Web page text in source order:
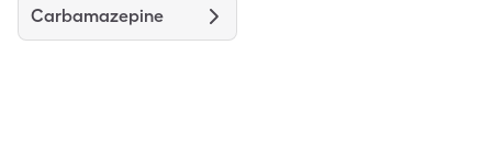
Carbamazepine